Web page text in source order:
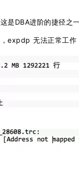
是DBA进阶的捷径之一
expdp 无法正常工作